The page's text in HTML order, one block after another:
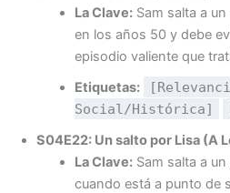
La Clave:Sam salta a un
en los años 50 y debe
episodio valiente que
Etiquetas:
Social/Histórica]
S04E22: Un salto por Lisa (A
La Clave:Sam salta a un
cuando está a punto de